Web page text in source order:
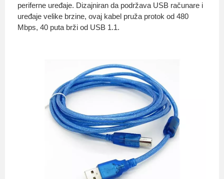
periferne uređaje. Dizajniran da podržava USB računare i
uređaje velike brzine, ovaj kabel pruža protok od 480
Mbps, 40 puta brži od USB 1.1.
Privatnost kupca
Uvjeti i odredbe